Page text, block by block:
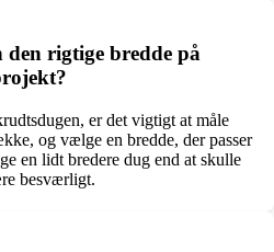
rigtige bredde på
er det vigtigt at måle
og vælge en bredde, der passer
en lidt bredere dug end at skulle
besværligt.